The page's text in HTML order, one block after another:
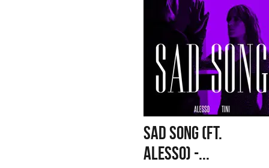
SAD SONG (FT.
ALESSO) -...